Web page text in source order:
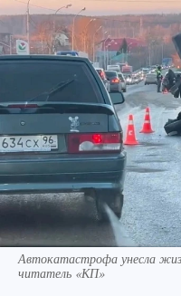
Автокатастрофа унесла
читатель «КП»